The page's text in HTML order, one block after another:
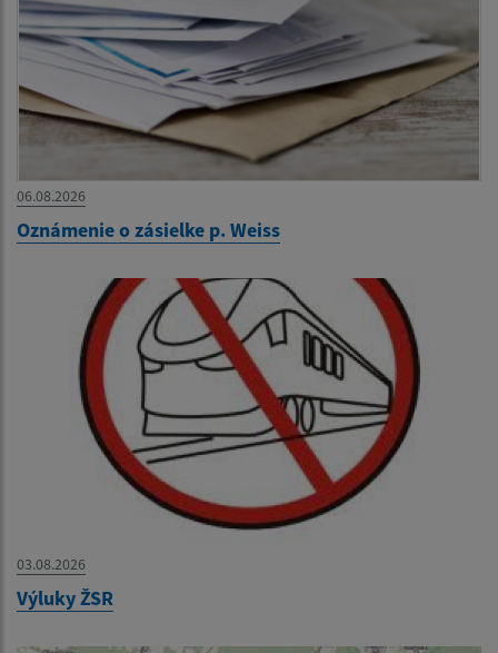
06.08.2026
Oznámenie o zásielke p. Weiss
03.08.2026
Výluky ŽSR